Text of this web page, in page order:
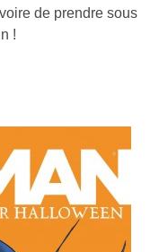
de prendre sous
!